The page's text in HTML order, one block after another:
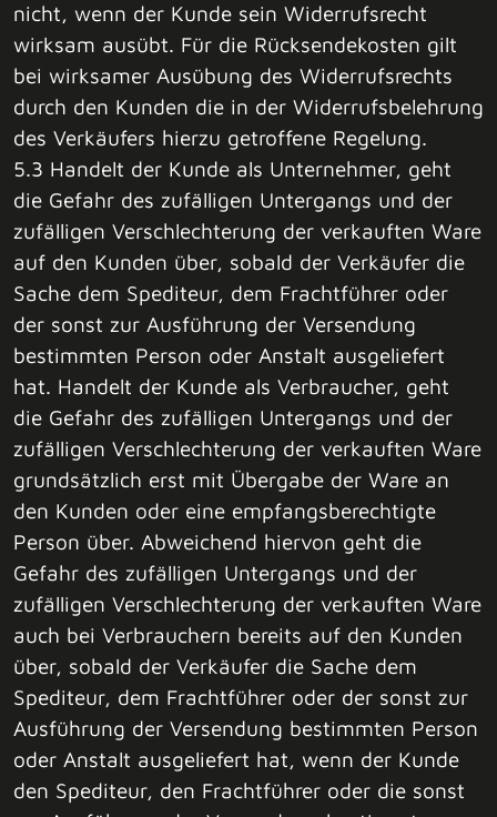
nicht, wenn der Kunde sein Widerrufsrecht
wirksam ausübt. Für die Rücksendekosten gilt
bei wirksamer Ausübung des Widerrufsrechts
durch den Kunden die in der Widerrufsbelehrung
des Verkäufers hierzu getroffene Regelung.
5.3 Handelt der Kunde als Unternehmer, geht
die Gefahr des zufälligen Untergangs und der
zufälligen Verschlechterung der verkauften Ware
auf den Kunden über, sobald der Verkäufer die
Sache dem Spediteur, dem Frachtführer oder
der sonst zur Ausführung der Versendung
bestimmten Person oder Anstalt ausgeliefert
hat. Handelt der Kunde als Verbraucher, geht
die Gefahr des zufälligen Untergangs und der
zufälligen Verschlechterung der verkauften Ware
grundsätzlich erst mit Übergabe der Ware an
den Kunden oder eine empfangsberechtigte
Person über. Abweichend hiervon geht die
Gefahr des zufälligen Untergangs und der
zufälligen Verschlechterung der verkauften Ware
auch bei Verbrauchern bereits auf den Kunden
über, sobald der Verkäufer die Sache dem
Spediteur, dem Frachtführer oder der sonst zur
Ausführung der Versendung bestimmten Person
oder Anstalt ausgeliefert hat, wenn der Kunde
den Spediteur, den Frachtführer oder die sonst